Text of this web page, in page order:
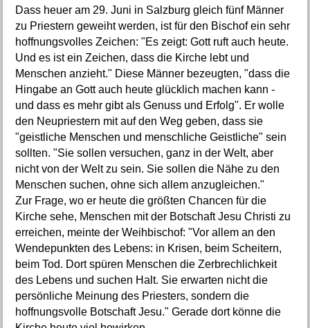
Dass heuer am 29. Juni in Salzburg gleich fünf Männer
zu Priestern geweiht werden, ist für den Bischof ein sehr
hoffnungsvolles Zeichen: "Es zeigt: Gott ruft auch heute.
Und es ist ein Zeichen, dass die Kirche lebt und
Menschen anzieht." Diese Männer bezeugten, "dass die
Hingabe an Gott auch heute glücklich machen kann -
und dass es mehr gibt als Genuss und Erfolg". Er wolle
den Neupriestern mit auf den Weg geben, dass sie
"geistliche Menschen und menschliche Geistliche" sein
sollten. "Sie sollen versuchen, ganz in der Welt, aber
nicht von der Welt zu sein. Sie sollen die Nähe zu den
Menschen suchen, ohne sich allem anzugleichen."
Zur Frage, wo er heute die größten Chancen für die
Kirche sehe, Menschen mit der Botschaft Jesu Christi zu
erreichen, meinte der Weihbischof: "Vor allem an den
Wendepunkten des Lebens: in Krisen, beim Scheitern,
beim Tod. Dort spüren Menschen die Zerbrechlichkeit
des Lebens und suchen Halt. Sie erwarten nicht die
persönliche Meinung des Priesters, sondern die
hoffnungsvolle Botschaft Jesu." Gerade dort könne die